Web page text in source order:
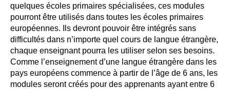
quelques écoles primaires spécialisées, ces modules
pourront être utilisés dans toutes les écoles primaires
européennes. Ils devront pouvoir être intégrés sans
difficultés dans n’importe quel cours de langue étrangère,
chaque enseignant pourra les utiliser selon ses besoins.
Comme l’enseignement d’une langue étrangère dans les
pays européens commence à partir de l’âge de 6 ans, les
modules seront créés pour des apprenants ayant entre 6